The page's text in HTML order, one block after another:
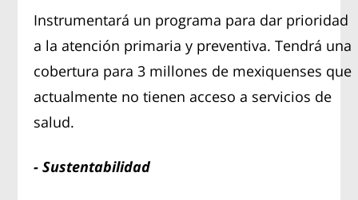
Instrumentará un programa para dar prioridad
a la atención primaria y preventiva. Tendrá una
cobertura para 3 millones de mexiquenses que
actualmente no tienen acceso a servicios de
salud.
- Sustentabilidad